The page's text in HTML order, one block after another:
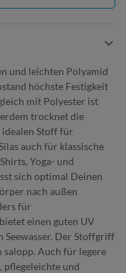
und leichten Polyamid
höchste Festigkeit
mit Polyester ist
trocknet die
idealen Stoff für
auch für klassische
Yoga- und
sich optimal Deinen
nach außen
für
einen guten UV
Seewasser. Der Stoffgriff
Auch für legere
pflegeleichte und